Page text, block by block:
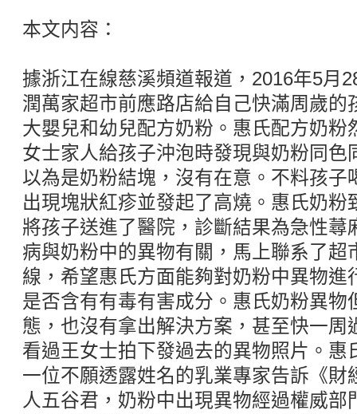
本文内容：
據浙江在線慈溪頻道報道，2016年5月
潤萬家超市前應路店給自己快滿周歲的
大嬰兒和幼兒配方奶粉。惠氏配方奶粉
女士家人給孩子沖泡時發現與奶粉同色
以為是奶粉結塊，沒有在意。不料孩子
出現塊狀紅疹並發起了高燒。惠氏奶粉
將孩子送進了醫院，診斷結果為急性蕁
病與奶粉中的異物有關，馬上聯系了超
線，希望惠氏方面能夠對奶粉中異物進
是否含有有毒有害成分。惠氏奶粉異物
態，也沒有拿出解決方案，甚至快一周
看過王女士拍下發過去的異物照片。惠
一位不願透露姓名的乳業專家告訴《財
人五谷君，奶粉中出現異物經過權威部